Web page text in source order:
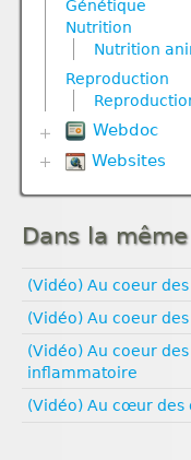
Reproduction
Ressources
Nutrition
Nutrition
Nutrition
Reproduction
Univers et
Nutrition
Nutrition
Ressources
Génétique
Nutrition
Nutrition
Reproduction
Webdoc
Biodiversité
Défense
Evolution
Génétique
Géodynamique
Ressources
Websites
Esprit critique
Géologie
Pédagogie
Santé
Sexualité
Vulgarisation
Égalité
Dans la
(Vidéo) Au coeur
(Vidéo) Au coeur
(Vidéo) Au coeur
inflammatoire
(Vidéo) Au cœur des